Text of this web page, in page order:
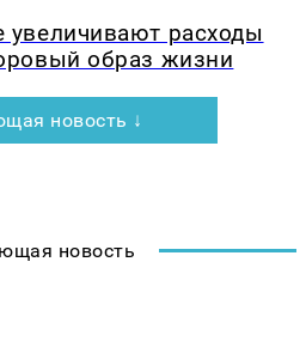
увеличивают расходы
образ жизни
новость ↓
новость